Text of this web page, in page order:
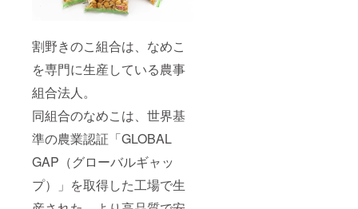
割野きのこ組合は、なめこ
を専門に生産している農事
組合法人。
同組合のなめこは、世界基
準の農業認証「GLOBAL
GAP（グローバルギャッ
プ）」を取得した工場で生